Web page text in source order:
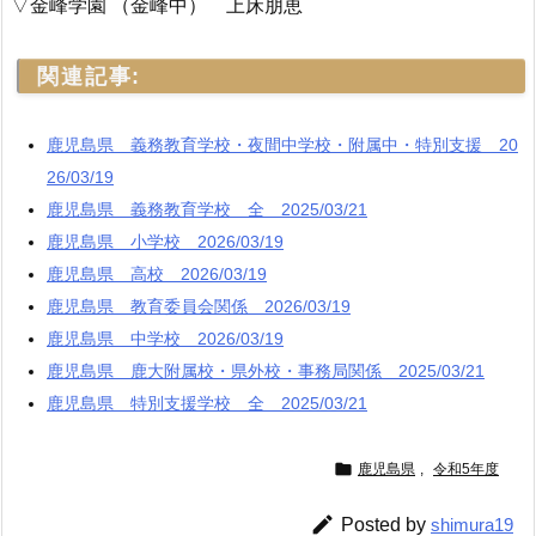
▽金峰学園 （金峰中） 上床朋恵
関連記事:
鹿児島県 義務教育学校・夜間中学校・附属中・特別支援 20
26/03/19
鹿児島県 義務教育学校 全 2025/03/21
鹿児島県 小学校 2026/03/19
鹿児島県 高校 2026/03/19
鹿児島県 教育委員会関係 2026/03/19
鹿児島県 中学校 2026/03/19
鹿児島県 鹿大附属校・県外校・事務局関係 2025/03/21
鹿児島県 特別支援学校 全 2025/03/21
 鹿児島県 , 令和5年度
 Posted by shimura19